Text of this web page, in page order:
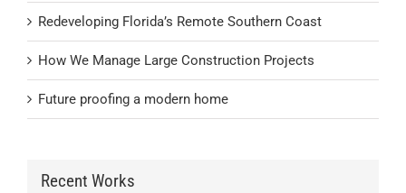
Redeveloping Florida’s Remote Southern Coast
How We Manage Large Construction Projects
Future proofing a modern home
Recent Works